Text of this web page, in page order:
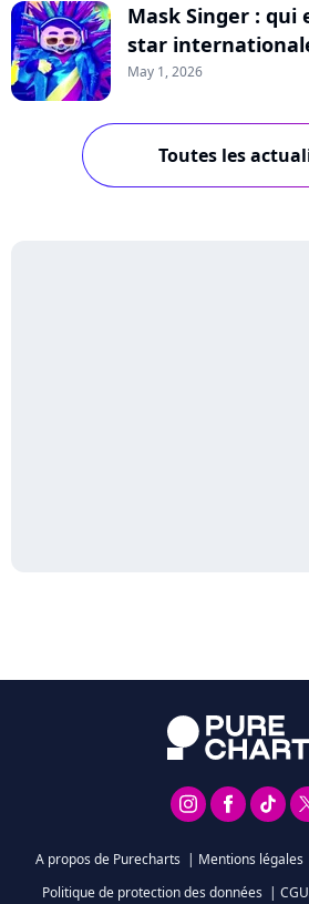
Mask Singer : qui
star
May 1, 2026
Toutes les
A propos de Purecharts | Mentions légales
Politique de protection des données | CGU